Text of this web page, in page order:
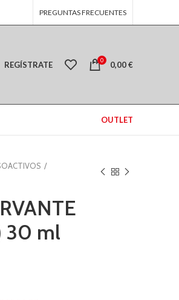
PREGUNTAS FRECUENTES
REGÍSTRATE 0 0,00€
OUTLET
30 ml